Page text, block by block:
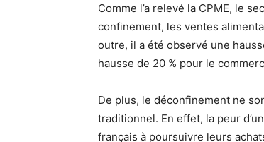
Comme l’a relevé la CPME, le
confinement, les ventes
outre, il a été observé une
hausse de 20 % pour le
De plus, le déconfinement ne
traditionnel. En effet, la peur
français à poursuivre leurs